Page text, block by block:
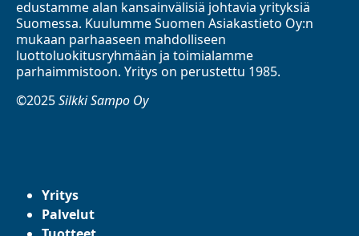
edustamme alan kansainvälisiä johtavia yrityksiä
Suomessa. Kuulumme Suomen Asiakastieto Oy:n
mukaan parhaaseen mahdolliseen
luottoluokitusryhmään ja toimialamme
parhaimmistoon. Yritys on perustettu 1985.
©2025Silkki Sampo Oy
Yritys
Palvelut